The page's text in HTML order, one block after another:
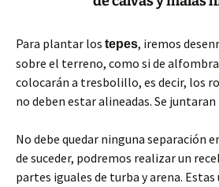
Para plantar los tepes, iremos
sobre el terreno, como si de
colocarán a tresbolillo, es decir, los
no deben estar alineadas. Se
No debe quedar ninguna separación
de suceder, podremos realizar un
partes iguales de turba y arena.